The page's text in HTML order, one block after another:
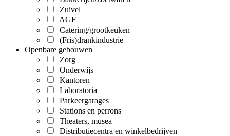
Zuivel
AGF
Catering/grootkeuken
(Fris)drankindustrie
Openbare gebouwen
Zorg
Onderwijs
Kantoren
Laboratoria
Parkeergarages
Stations en perrons
Theaters, musea
Distributiecentra en winkelbedrijven